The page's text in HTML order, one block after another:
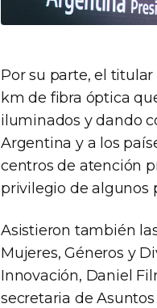
Por su parte, el titular
km de fibra óptica
iluminados y dando
Argentina y a los
centros de atención
privilegio de algunos
Asistieron también
Mujeres, Géneros y
Innovación, Daniel
secretaria de